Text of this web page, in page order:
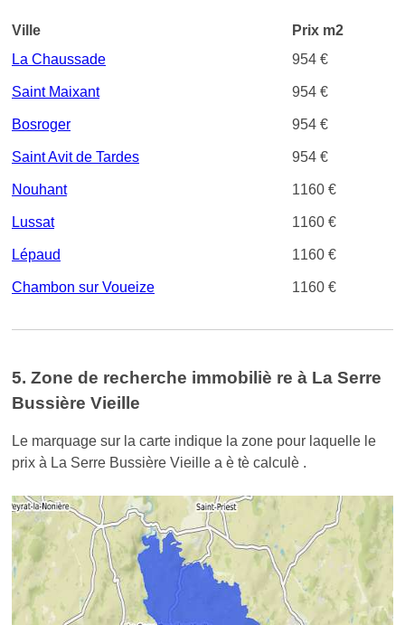
Ville
Prix m2
La Chaussade
954 €
Saint Maixant 954 €
Bosroger 954 €
Saint Avit de Tardes 954 €
Nouhant 1160 €
Lussat 1160 €
Lépaud 1160 €
Chambon sur Voueize 1160 €
5. Zone de recherche immobiliè re à La Serre
Bussière Vieille
Le marquage sur la carte indique la zone pour laquelle le
prix à La Serre Bussière Vieille a è tè calculè .